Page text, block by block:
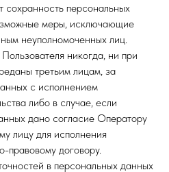
сохранность персональных
меры, исключающие
неуполномоченных лиц.
никогда, ни при
третьим лицам, за
с исполнением
либо в случае, если
дано согласие Оператору
лицу для исполнения
правовому договору.
в персональных данных